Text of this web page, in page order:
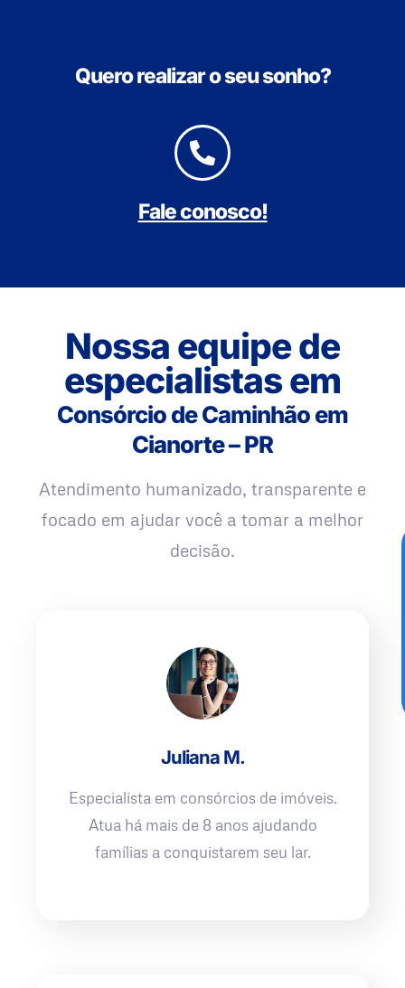
Quero realizar o seu sonho?
Fale conosco!
Nossa equipe de
especialistas em
Consórcio de Caminhão em
Cianorte – PR
Atendimento humanizado, transparente e
focado em ajudar você a tomar a melhor
decisão.
Juliana M.
Especialista em consórcios de imóveis.
Atua há mais de 8 anos ajudando
famílias a conquistarem seu lar.